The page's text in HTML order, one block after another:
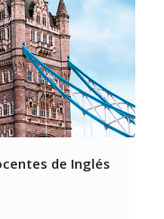
de Inglés